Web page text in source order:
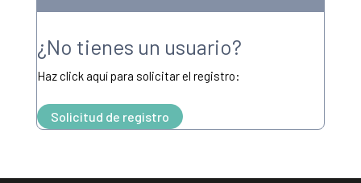
¿No tienes un usuario?
Haz click aquí para solicitar el registro:
Solicitud de registro